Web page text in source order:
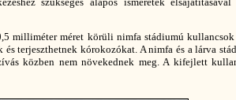
milliméter méret körüli nimfa stádiumú
terjeszthetnek kórokozókat. A nimfa és a lárva
közben nem növekednek meg. A kifejlett